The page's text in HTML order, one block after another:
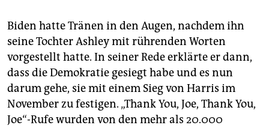
Biden hatte Tränen in den Augen, nachdem ihn
seine Tochter Ashley mit rührenden Worten
vorgestellt hatte. In seiner Rede erklärte er dann,
dass die Demokratie gesiegt habe und es nun
darum gehe, sie mit einem Sieg von Harris im
November zu festigen. „Thank You, Joe, Thank You,
Joe“-Rufe wurden von den mehr als 20.000